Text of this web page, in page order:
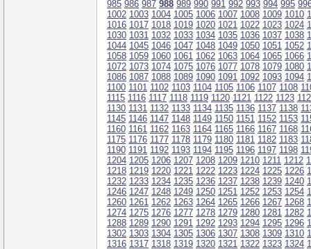
985 986 987 988 989 990 991 992 993 994 995
1002 1003 1004 1005 1006 1007 1008 1009 1010
1016 1017 1018 1019 1020 1021 1022 1023 1024
1030 1031 1032 1033 1034 1035 1036 1037 1038
1044 1045 1046 1047 1048 1049 1050 1051 1052
1058 1059 1060 1061 1062 1063 1064 1065 1066
1072 1073 1074 1075 1076 1077 1078 1079 1080
1086 1087 1088 1089 1090 1091 1092 1093 1094
1100 1101 1102 1103 1104 1105 1106 1107 1108
1115 1116 1117 1118 1119 1120 1121 1122 1123
1130 1131 1132 1133 1134 1135 1136 1137 1138
1145 1146 1147 1148 1149 1150 1151 1152 1153
1160 1161 1162 1163 1164 1165 1166 1167 1168
1175 1176 1177 1178 1179 1180 1181 1182 1183
1190 1191 1192 1193 1194 1195 1196 1197 1198
1204 1205 1206 1207 1208 1209 1210 1211 1212
1218 1219 1220 1221 1222 1223 1224 1225 1226
1232 1233 1234 1235 1236 1237 1238 1239 1240
1246 1247 1248 1249 1250 1251 1252 1253 1254
1260 1261 1262 1263 1264 1265 1266 1267 1268
1274 1275 1276 1277 1278 1279 1280 1281 1282
1288 1289 1290 1291 1292 1293 1294 1295 1296
1302 1303 1304 1305 1306 1307 1308 1309 1310
1316 1317 1318 1319 1320 1321 1322 1323 1324